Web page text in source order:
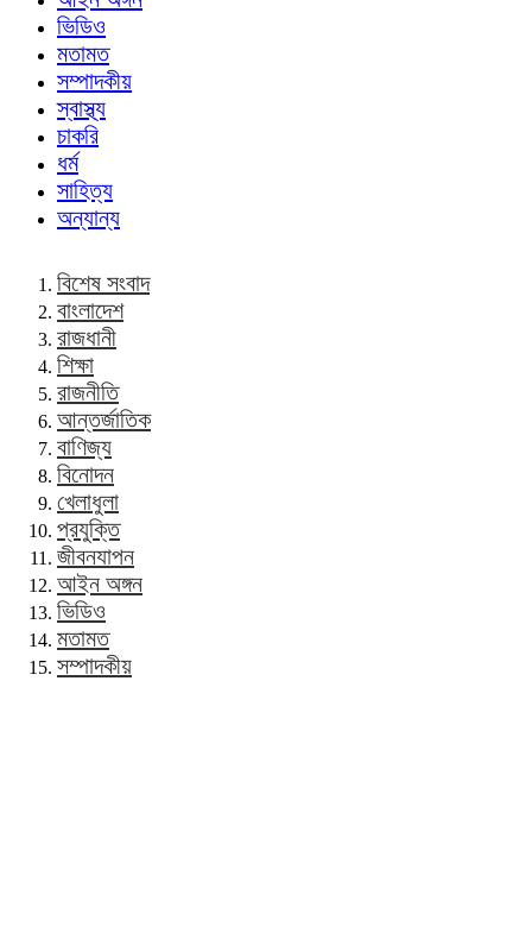
ভিডিও
মতামত
সম্পাদকীয়
স্বাস্থ্য
চাকরি
ধর্ম
সাহিত্য
অন্যান্য
বিশেষ সংবাদ
বাংলাদেশ
রাজধানী
শিক্ষা
রাজনীতি
আন্তর্জাতিক
বাণিজ্য
বিনোদন
খেলাধুলা
প্রযুক্তি
জীবনযাপন
আইন অঙ্গন
ভিডিও
মতামত
সম্পাদকীয়